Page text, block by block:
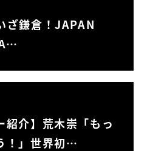
ざ鎌倉！JAPAN
紹介】荒木崇「もっ
！」世界初…